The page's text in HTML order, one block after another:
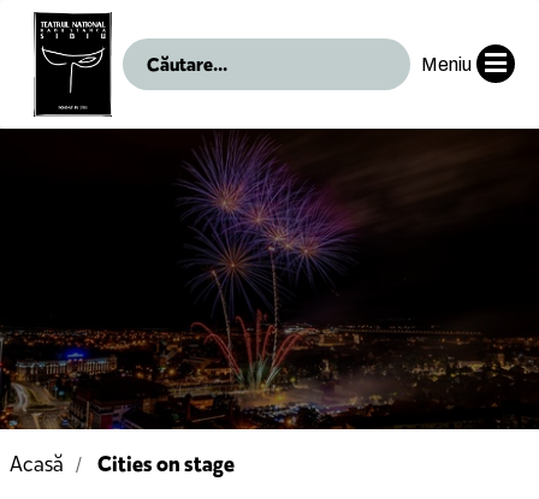
Meniu
Acasă Cities on stage